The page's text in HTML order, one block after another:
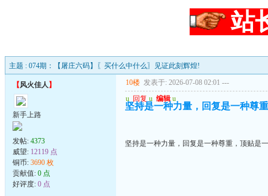
站
主题 : 074期：【屠庄六码】〖买什么中什么〗见证此刻辉煌!
【风火佳人 】
新手上路
发帖: 4373
威望: 12119 点
铜币: 3690 枚
贡献值: 0 点
好评度: 0 点
10楼 发表于: 2026-07-08 02:01 ---
u 回复 u 编辑 u
坚持是一种力量，回复是一种尊
坚持是一种力量，回复是一种尊重，顶贴是